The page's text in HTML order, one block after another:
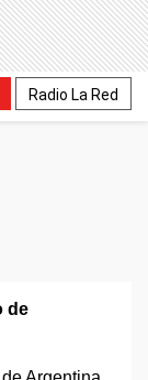
Radio La Red
de